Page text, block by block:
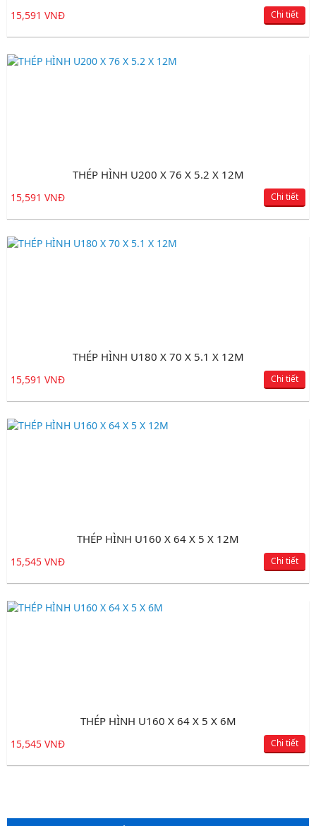
15,591 VNĐ Chi tiết
THÉP HÌNH U200 X 76 X 5.2 X 12M
15,591 VNĐ Chi tiết
THÉP HÌNH U180 X 70 X 5.1 X 12M
15,591 VNĐ Chi tiết
THÉP HÌNH U160 X 64 X 5 X 12M
15,545 VNĐ Chi tiết
THÉP HÌNH U160 X 64 X 5 X 6M
15,545 VNĐ Chi tiết